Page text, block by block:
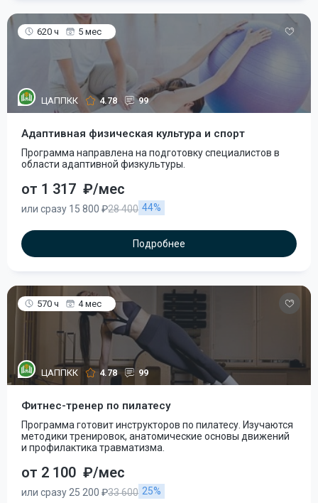
620 ч 5 мес
ЦАППКК 4.78 99
Адаптивная физическая культура и спорт
Программа направлена на подготовку специалистов в
области адаптивной физкультуры.
от 1 317 ₽/мес
или сразу 15 800 ₽28 400 44%
Подробнее
570 ч 4 мес
ЦАППКК 4.78 99
Фитнес-тренер по пилатесу
Программа готовит инструкторов по пилатесу. Изучаются
методики тренировок, анатомические основы движений
и профилактика травматизма.
от 2 100 ₽/мес
или сразу 25 200 ₽33 600 25%